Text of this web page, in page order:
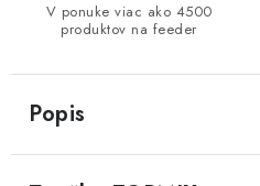
V ponuke viac ako 4500
produktov na feeder
Popis